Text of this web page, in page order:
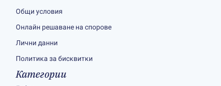
Общи условия
Онлайн решаване на спорове
Лични данни
Политика за бисквитки
Категории